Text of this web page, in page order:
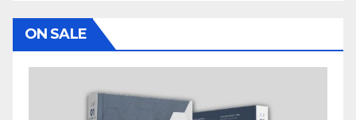
ON SALE